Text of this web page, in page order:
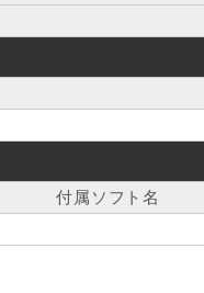
付属ソフト名